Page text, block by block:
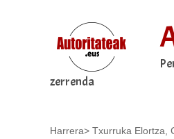
zerrenda
Harrera> Txurruka Elortza,